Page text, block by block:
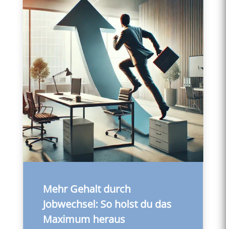
Mehr Gehalt durch
Jobwechsel: So holst du das
Maximum heraus